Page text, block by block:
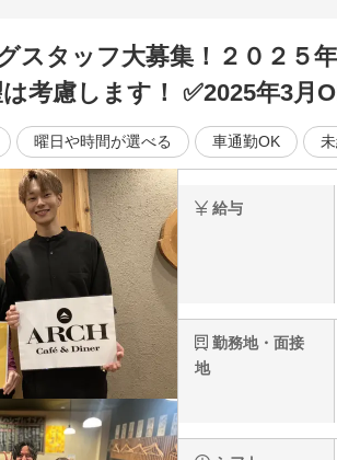
スタッフ大募集！２０２５
考慮します！ ✅2025年3月
曜日や時間が選べる 車通勤OK
給与
勤務地・面接
地